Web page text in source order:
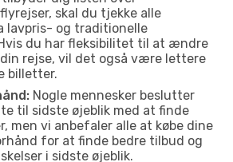
skal du tjekke alle
lavpris- og traditionelle
du har fleksibilitet til at ændre
rejse, vil det også være lettere
billetter.
Nogle mennesker beslutter
til sidste øjeblik med at finde
men vi anbefaler alle at købe dine
for at finde bedre tilbud og
i sidste øjeblik.